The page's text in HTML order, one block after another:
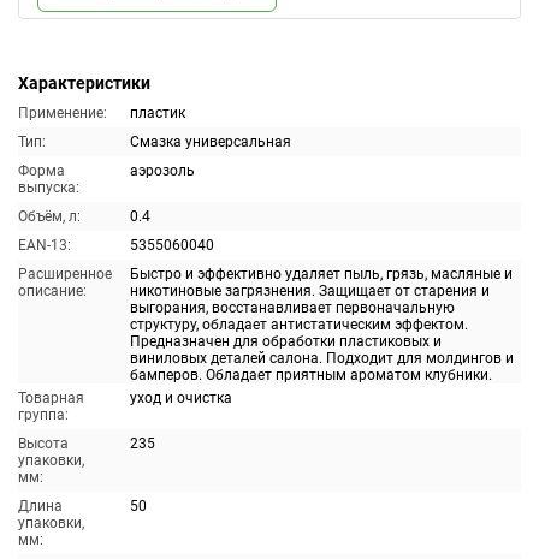
Характеристики
Применение:
пластик
Тип:
Смазка универсальная
Форма
выпуска:
аэрозоль
Объём, л:
0.4
EAN-13:
5355060040
Расширенное
описание:
Быстро и эффективно удаляет пыль, грязь, масляные и
никотиновые загрязнения. Защищает от старения и
выгорания, восстанавливает первоначальную
структуру, обладает антистатическим эффектом.
Предназначен для обработки пластиковых и
виниловых деталей салона. Подходит для молдингов и
бамперов. Обладает приятным ароматом клубники.
Товарная
группа:
уход и очистка
Высота
упаковки,
мм:
235
Длина
упаковки,
мм:
50